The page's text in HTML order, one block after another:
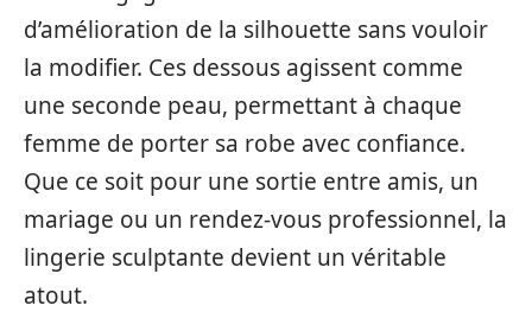
d’amélioration de la silhouette sans vouloir
la modifier. Ces dessous agissent comme
une seconde peau, permettant à chaque
femme de porter sa robe avec confiance.
Que ce soit pour une sortie entre amis, un
mariage ou un rendez-vous professionnel, la
lingerie sculptante devient un véritable
atout.